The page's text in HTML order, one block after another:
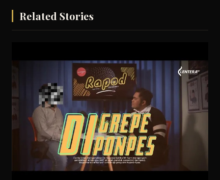
Related Stories